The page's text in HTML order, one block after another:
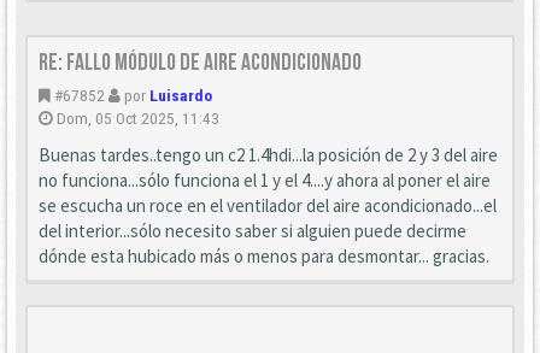
Re: Fallo módulo de aire acondicionado
#67852 por Luisardo
Dom, 05 Oct 2025, 11:43
Buenas tardes..tengo un c2 1.4hdi...la posición de 2 y 3 del aire
no funciona...sólo funciona el 1 y el 4....y ahora al poner el aire
se escucha un roce en el ventilador del aire acondicionado...el
del interior...sólo necesito saber si alguien puede decirme
dónde esta hubicado más o menos para desmontar... gracias.